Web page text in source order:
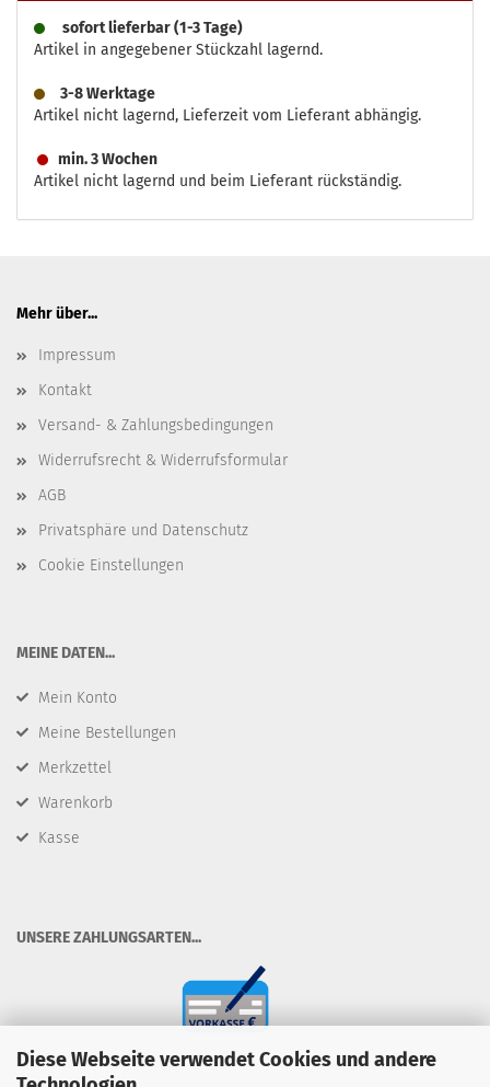
Diese Webseite verwendet Cookies und andere
sofort lieferbar (1-3 Tage)
Artikel in angegebener Stückzahl lagernd.
3-8 Werktage
Artikel nicht lagernd, Lieferzeit vom Lieferant abhängig.
min. 3 Wochen
Artikel nicht lagernd und beim Lieferant rückständig.
Mehr über...
Impressum
Kontakt
Versand- & Zahlungsbedingungen
Widerrufsrecht & Widerrufsformular
AGB
Privatsphäre und Datenschutz
Cookie Einstellungen
​MEINE DATEN...
Mein Konto
Meine Bestellungen
Merkzettel
Warenkorb
Kasse
​UNSERE ZAHLUNGSARTEN...